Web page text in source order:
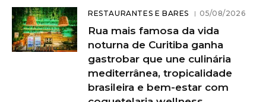
RESTAURANTES E BARES 05/08/2026
Rua mais famosa da vida
noturna de Curitiba ganha
gastrobar que une culinária
mediterrânea, tropicalidade
brasileira e bem-estar com